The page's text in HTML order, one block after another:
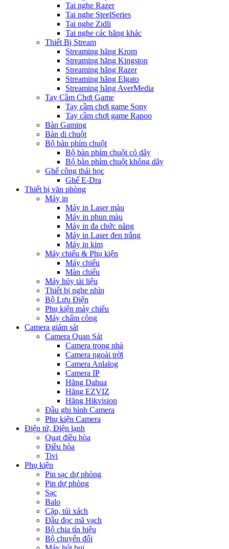
Tai nghe Razer
Tai nghe SteelSeries
Tai nghe Zidli
Tai nghe các hãng khác
Thiết Bị Stream
Streaming hãng Krom
Streaming hãng Kingston
Streaming hãng Razer
Streaming hãng Elgato
Streaming hãng AverMedia
Tay Cầm Chơi Game
Tay cầm chơi game Sony
Tay cầm chơi game Rapoo
Bàn Gaming
Bàn di chuột
Bộ bàn phím chuột
Bộ bàn phím chuột có dây
Bộ bàn phím chuột không dây
Ghế công thái học
Ghế E-Dra
Thiết bị văn phòng
Máy in
Máy in Laser màu
Máy in phun màu
Máy in đa chức năng
Máy in Laser đen trắng
Máy in kim
Máy chiếu & Phụ kiện
Máy chiếu
Màn chiếu
Máy hủy tài liệu
Thiết bị nghe nhìn
Bộ Lưu Điện
Phụ kiện máy chiếu
Máy chấm công
Camera giám sát
Camera Quan Sát
Camera trong nhà
Camera ngoài trời
Camera Anlalog
Camera IP
Hãng Dahua
Hãng EZVIZ
Hãng Hikvision
Đầu ghi hình Camera
Phụ kiện Camera
Điện tử, Điện lạnh
Quạt điều hòa
Điều hòa
Tivi
Phụ kiện
Pin sạc dự phòng
Pin dự phòng
Sạc
Balo
Cặp, túi xách
Đầu đọc mã vạch
Bộ chia tín hiệu
Bộ chuyển đổi